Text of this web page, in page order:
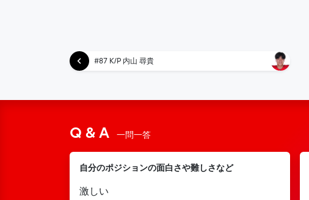
#87 K/P 内山 尋貴
Q & A 一問一答
自分のポジションの面白さや難しさなど
激しい